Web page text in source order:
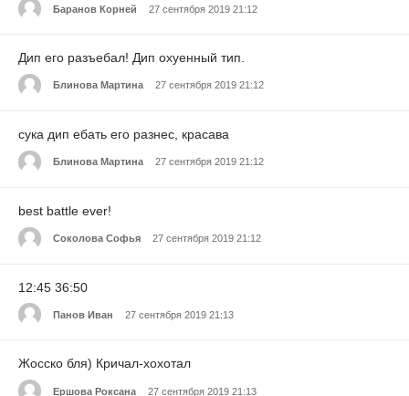
Баранов Корней 27 сентября 2019 21:12
Дип его разъебал! Дип охуенный тип.
Блинова Мартина 27 сентября 2019 21:12
сука дип ебать его разнес, красава
Блинова Мартина 27 сентября 2019 21:12
best battle ever!
Соколова Софья 27 сентября 2019 21:12
12:45 36:50
Панов Иван 27 сентября 2019 21:13
Жосско бля) Кричал-хохотал
Ершова Роксана 27 сентября 2019 21:13